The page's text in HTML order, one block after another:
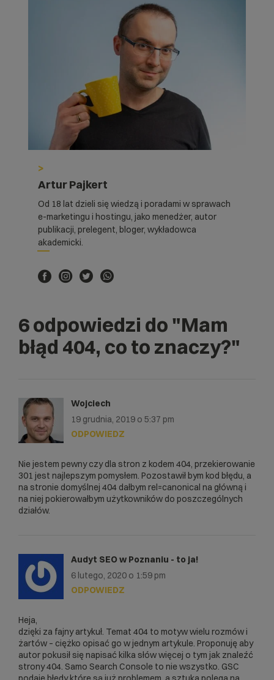
>
Artur Pajkert
Od 18 lat dzieli się wiedzą i poradami w sprawach
e-marketingu i hostingu, jako menedżer, autor
publikacji, prelegent, bloger, wykładowca
akademicki.
6 odpowiedzi do "Mam
błąd 404, co to znaczy?"
Wojciech
19 grudnia, 2019 o 5:37 pm
Nie jestem pewny czy dla stron z kodem 404, przekierowanie
301 jest najlepszym pomysłem. Pozostawił bym kod błędu, a
na stronie domyślnej 404 dałbym rel=canonical na główną i
na niej pokierowałbym użytkowników do poszczególnych
działów.
ODPOWIEDZ
Audyt SEO w Poznaniu - to ja!
6 lutego, 2020 o 1:59 pm
Heja,
dzięki za fajny artykuł. Temat 404 to motyw wielu rozmów i
żartów – ciężko opisać go w jednym artykule. Proponuję aby
autor pokusił się napisać kilka słów więcej o tym jak znaleźć
strony 404. Samo Search Console to nie wszystko. GSC
ODPOWIEDZ